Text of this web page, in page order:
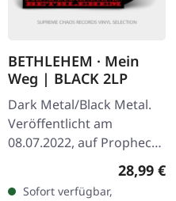
BETHLEHEM · Mein
Weg | BLACK 2LP
Dark Metal/Black Metal.
Veröffentlicht am
08.07.2022, auf Prophecy
Productions. Schwarzes
Doppel-Vinyl im Gatefold
28,99 €
Sofort verfügbar,